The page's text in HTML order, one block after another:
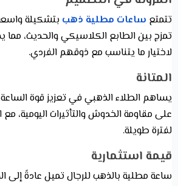
تتمتع ساعات مطلية ذهب بتشكيلة
تمزج بين الطابع الكلاسيكي والحديث، مما
لاختيار ما يتناسب مع ذوقهم الفردي.
المتانة
يساهم الطلاء الذهبي في تعزيز قوة
على مقاومة الخدوش والتأثيرات اليومية،
لفترة طويلة.
قيمة استثمارية
ساعة مطلية بالذهب للرجال تميل عادةً إلى